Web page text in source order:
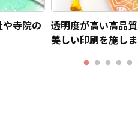
寺院の
透明度が高い高品
美しい印刷を施し